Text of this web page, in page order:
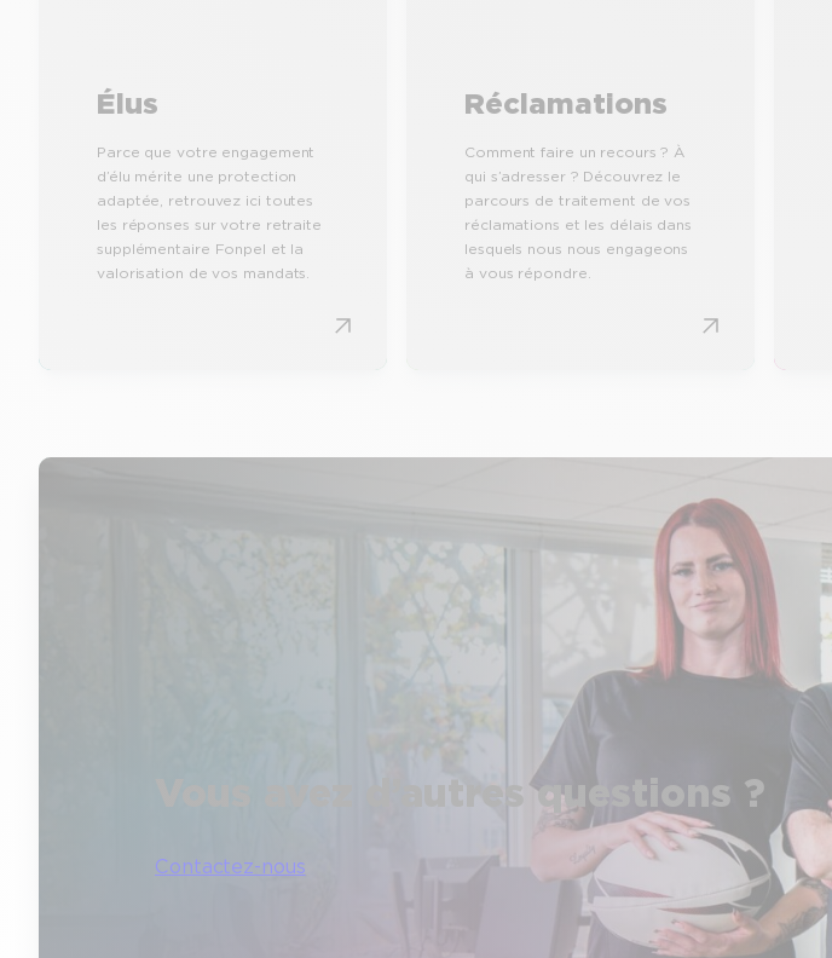
Élus
Parce que votre engagement
d’élu mérite une protection
adaptée, retrouvez ici toutes
les réponses sur votre retraite
supplémentaire Fonpel et la
valorisation de vos mandats.
Réclamations
Comment faire un recours ? À
qui s’adresser ? Découvrez le
parcours de traitement de vos
réclamations et les délais dans
lesquels nous nous engageons
à vous répondre.
Vous avez d’autres questions ?
Contactez-nous